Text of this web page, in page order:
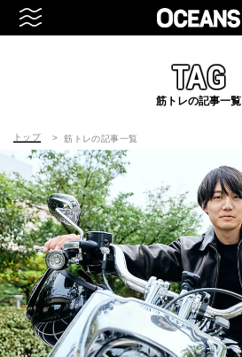
TAG
筋トレの記事一覧
トップ 筋トレの記事一覧